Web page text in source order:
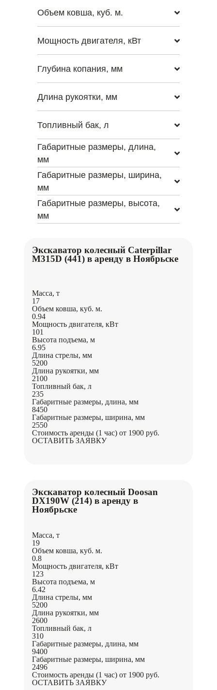
Объем ковша, куб. м.
Мощность двигателя, кВт
Глубина копания, мм
Длина рукоятки, мм
Топливный бак, л
Габаритные размеры, длина,
мм
Габаритные размеры, ширина,
мм
Габаритные размеры, высота,
мм
Экскаватор колесный Caterpillar
M315D (441) в аренду в Ноябрьске
Масса, т
17
Объем ковша, куб. м.
0.94
Мощность двигателя, кВт
101
Высота подъема, м
6.95
Длина стрелы, мм
5200
Длина рукоятки, мм
2100
Топливный бак, л
235
Габаритные размеры, длина, мм
8450
Габаритные размеры, ширина, мм
2550
Стоимость аренды (1 час) от 1900 руб.
ОСТАВИТЬ ЗАЯВКУ
Экскаватор колесный Doosan
DX190W (214) в аренду в
Ноябрьске
Масса, т
19
Объем ковша, куб. м.
0.8
Мощность двигателя, кВт
123
Высота подъема, м
6.42
Длина стрелы, мм
5200
Длина рукоятки, мм
2600
Топливный бак, л
310
Габаритные размеры, длина, мм
9400
Габаритные размеры, ширина, мм
2496
Стоимость аренды (1 час) от 1900 руб.
ОСТАВИТЬ ЗАЯВКУ